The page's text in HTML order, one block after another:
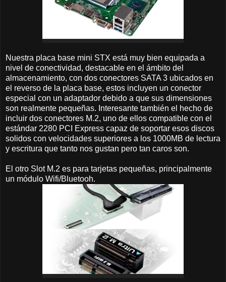
Nuestra placa base mini STX está muy bien equipada a
nivel de conectividad, destacable en el ámbito del
almacenamiento, con dos conectores SATA 3 ubicados en
el reverso de la placa base, estos incluyen un conector
especial con un adaptador debido a que sus dimensiones
son realmente pequeñas. Interesante también el hecho de
incluir dos conectores M.2, uno de ellos compatible con el
estándar 2280 PCI Express capaz de soportar esos discos
solidos con velocidades superiores a los 1000MB de lectura
y escritura que tanto nos gustan pero tan caros son.
El otro Slot M.2 es para tarjetas pequeñas, principalmente
un módulo Wifi/Bluetooh.